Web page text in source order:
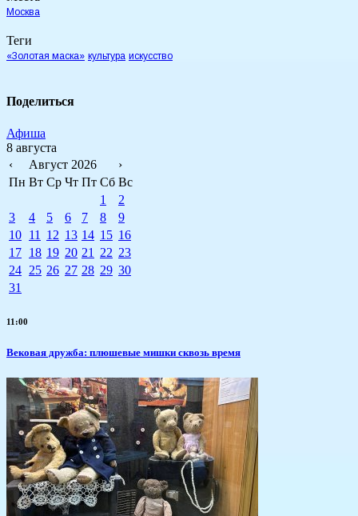
Москва
Теги
«Золотая маска» культура искусство
Поделиться
Афиша
8 августа
‹
Август 2026
›
Пн Вт Ср Чт Пт Сб Вс
1
2
3
4 5 6 7 8
9
10 11 12 13 14 15 16
17 18 19 20 21 22 23
24 25 26 27 28 29 30
31
11:00
Вековая дружба: плюшевые мишки сквозь время